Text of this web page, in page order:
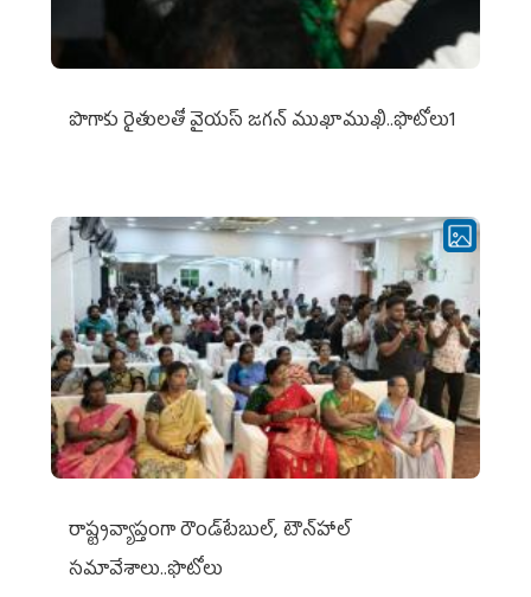
పొగాకు రైతుల‌తో వైయ‌స్ జ‌గ‌న్ ముఖాముఖి..ఫొటోలు1
రాష్ట్రవ్యాప్తంగా రౌండ్‌టేబుల్‌, టౌన్‌హాల్‌
సమావేశాలు..ఫొటోలు